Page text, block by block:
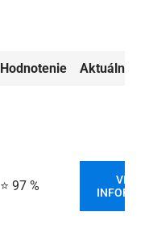
Hodnotenie Aktuálna
⭐ 97 %
VIAC